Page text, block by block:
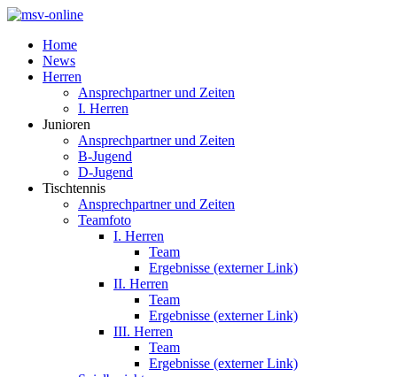
Home
News
Herren
Ansprechpartner und Zeiten
I. Herren
Junioren
Ansprechpartner und Zeiten
B-Jugend
D-Jugend
Tischtennis
Ansprechpartner und Zeiten
Teamfoto
I. Herren
Team
Ergebnisse (externer Link)
II. Herren
Team
Ergebnisse (externer Link)
III. Herren
Team
Ergebnisse (externer Link)